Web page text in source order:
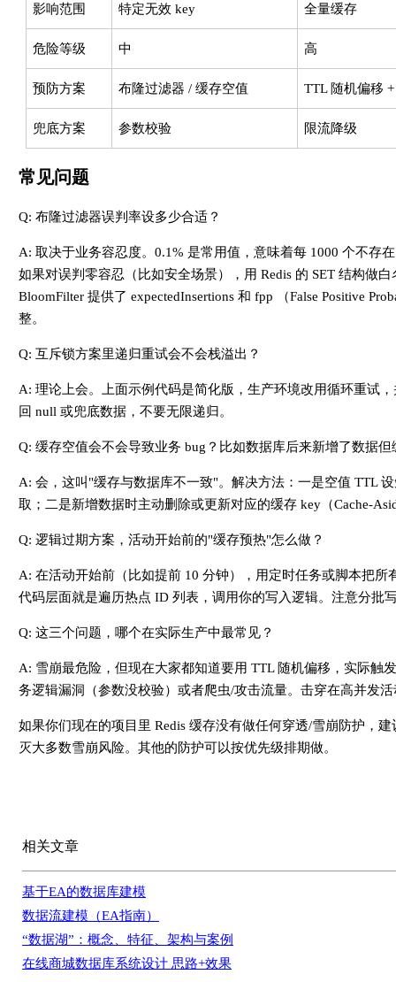
cacheKey,
);
}
}
});
}
return
}
影响范围 特定无效 key 全量缓存
危险等级 中 高
预防方案 布隆过滤器 / 缓存空值 TTL 随机偏移
兜底方案 参数校验 限流降级
常见问题
Q: 布隆过滤器误判率设多少合适？
A: 取决于业务容忍度。0.1% 是常用值，意味着每 1000 个不存
如果对误判零容忍（比如安全场景），用 Redis 的 SET 结构做
BloomFilter 提供了 expectedInsertions 和 fpp （False Positive
整。
Q: 互斥锁方案里递归重试会不会栈溢出？
A: 理论上会。上面示例代码是简化版，生产环境改用循环重试
回 null 或兜底数据，不要无限递归。
Q: 缓存空值会不会导致业务 bug？比如数据库后来新增了数据
A: 会，这叫"缓存与数据库不一致"。解决方法：一是空值 TTL
取；二是新增数据时主动删除或更新对应的缓存 key（Cache-
Q: 逻辑过期方案，活动开始前的"缓存预热"怎么做？
A: 在活动开始前（比如提前 10 分钟），用定时任务或脚本把
代码层面就是遍历热点 ID 列表，调用你的写入逻辑。注意分批
Q: 这三个问题，哪个在实际生产中最常见？
A: 雪崩最危险，但现在大家都知道要用 TTL 随机偏移，实际触
务逻辑漏洞（参数没校验）或者爬虫/攻击流量。击穿在高并发
如果你们现在的项目里 Redis 缓存没有做任何穿透/雪崩防护，
灭大多数雪崩风险。其他的防护可以按优先级排期做。
相关文章
基于EA的数据库建模
数据流建模（EA指南）
“数据湖”：概念、特征、架构与案例
在线商城数据库系统设计 思路+效果